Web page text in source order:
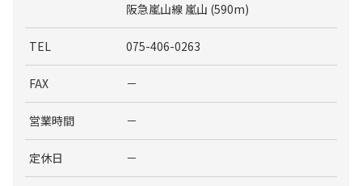
阪急嵐山線 嵐山 (590m)
TEL 075-406-0263
FAX －
営業時間 －
定休日 －